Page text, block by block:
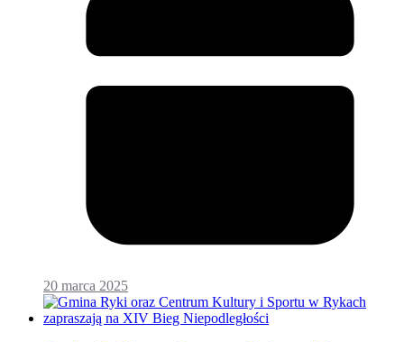
20 marca 2025